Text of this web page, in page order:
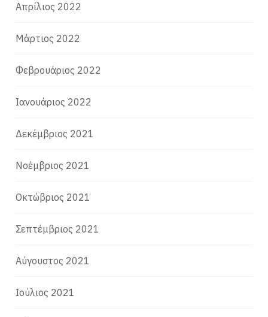
Απρίλιος 2022
Μάρτιος 2022
Φεβρουάριος 2022
Ιανουάριος 2022
Δεκέμβριος 2021
Νοέμβριος 2021
Οκτώβριος 2021
Σεπτέμβριος 2021
Αύγουστος 2021
Ιούλιος 2021